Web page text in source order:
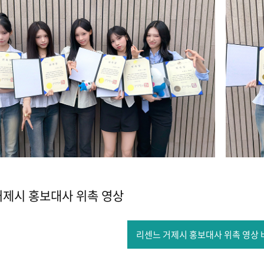
시 홍보대사 위촉 영상
리센느 거제시 홍보대사 위촉 영상